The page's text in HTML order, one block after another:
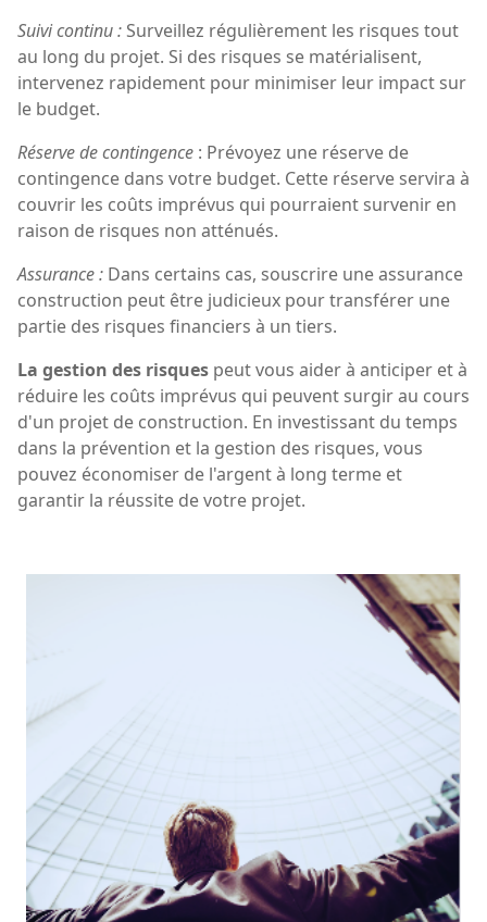
Suivi continu :Surveillez régulièrement les risques tout
au long du projet. Si des risques se matérialisent,
intervenez rapidement pour minimiser leur impact sur
le budget.
Réserve de contingence : Prévoyez une réserve de
contingence dans votre budget. Cette réserve servira à
couvrir les coûts imprévus qui pourraient survenir en
raison de risques non atténués.
Assurance : Dans certains cas, souscrire une assurance
construction peut être judicieux pour transférer une
partie des risques financiers à un tiers.
La gestion des risques peut vous aider à anticiper et à
réduire les coûts imprévus qui peuvent surgir au cours
d'un projet de construction. En investissant du temps
dans la prévention et la gestion des risques, vous
pouvez économiser de l'argent à long terme et
garantir la réussite de votre projet.